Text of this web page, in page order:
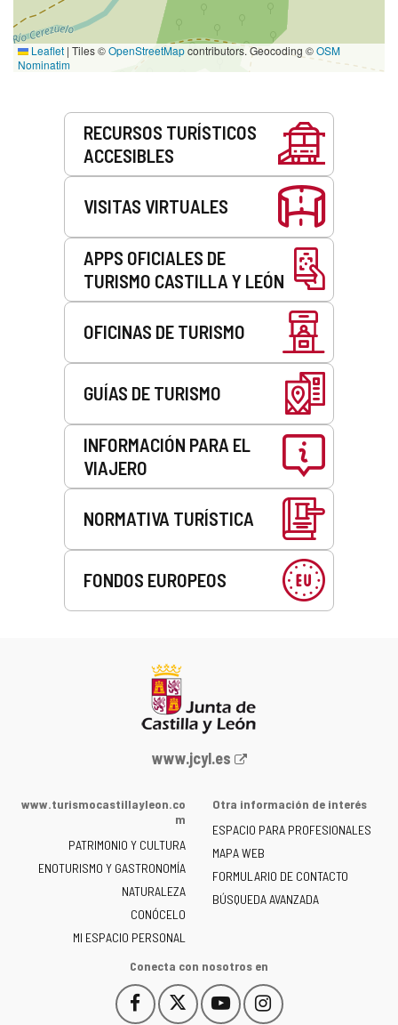
Leaflet | Tiles ©OpenStreetMapcontributors. Geocoding ©OSM
Nominatim
RECURSOS TURÍSTICOS
ACCESIBLES
VISITAS VIRTUALES
APPS OFICIALES DE
TURISMO CASTILLA Y LEÓN
OFICINAS DE TURISMO
GUÍAS DE TURISMO
INFORMACIÓN PARA EL
VIAJERO
NORMATIVA TURÍSTICA
FONDOS EUROPEOS
Portal
la
de
Castilla
y
León
-
www.jcyl.es
www.turismocastillayleon.co
m
PATRIMONIO Y CULTURA
ENOTURISMO Y GASTRONOMÍA
NATURALEZA
CONÓCELO
MI ESPACIO PERSONAL
Otra información de interés
ESPACIO PARA PROFESIONALES
MAPA WEB
FORMULARIO DE CONTACTO
BÚSQUEDA AVANZADA
Conecta con nosotros en
Facebook
Este
Este
YouTube
Este
Instagram
Este